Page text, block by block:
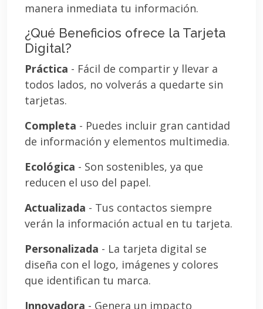
manera inmediata tu información.
¿Qué Beneficios ofrece la Tarjeta
Digital?
Práctica - Fácil de compartir y llevar a
todos lados, no volverás a quedarte sin
tarjetas.
Completa - Puedes incluir gran cantidad
de información y elementos multimedia.
Ecológica - Son sostenibles, ya que
reducen el uso del papel.
Actualizada - Tus contactos siempre
verán la información actual en tu tarjeta.
Personalizada - La tarjeta digital se
diseña con el logo, imágenes y colores
que identifican tu marca.
Innovadora - Genera un impacto